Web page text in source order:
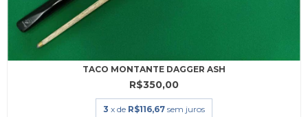
TACO MONTANTE DAGGER ASH
R$350,00
3 x de R$116,67 sem juros